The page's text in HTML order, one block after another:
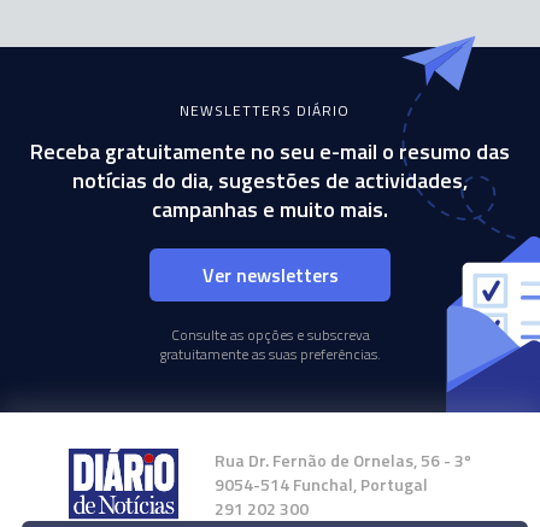
NEWSLETTERS DIÁRIO
Receba gratuitamente no seu e-mail o resumo das
notícias do dia, sugestões de actividades,
campanhas e muito mais.
Ver newsletters
Consulte as opções e subscreva
gratuitamente as suas preferências.
Rua Dr. Fernão de Ornelas, 56 - 3º
9054-514 Funchal, Portugal
291 202 300